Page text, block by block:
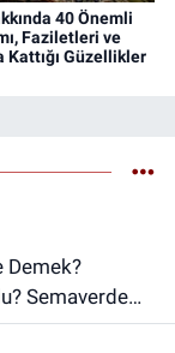
40 Önemli
Faziletleri ve
Kattığı Güzellikler
Semaverde